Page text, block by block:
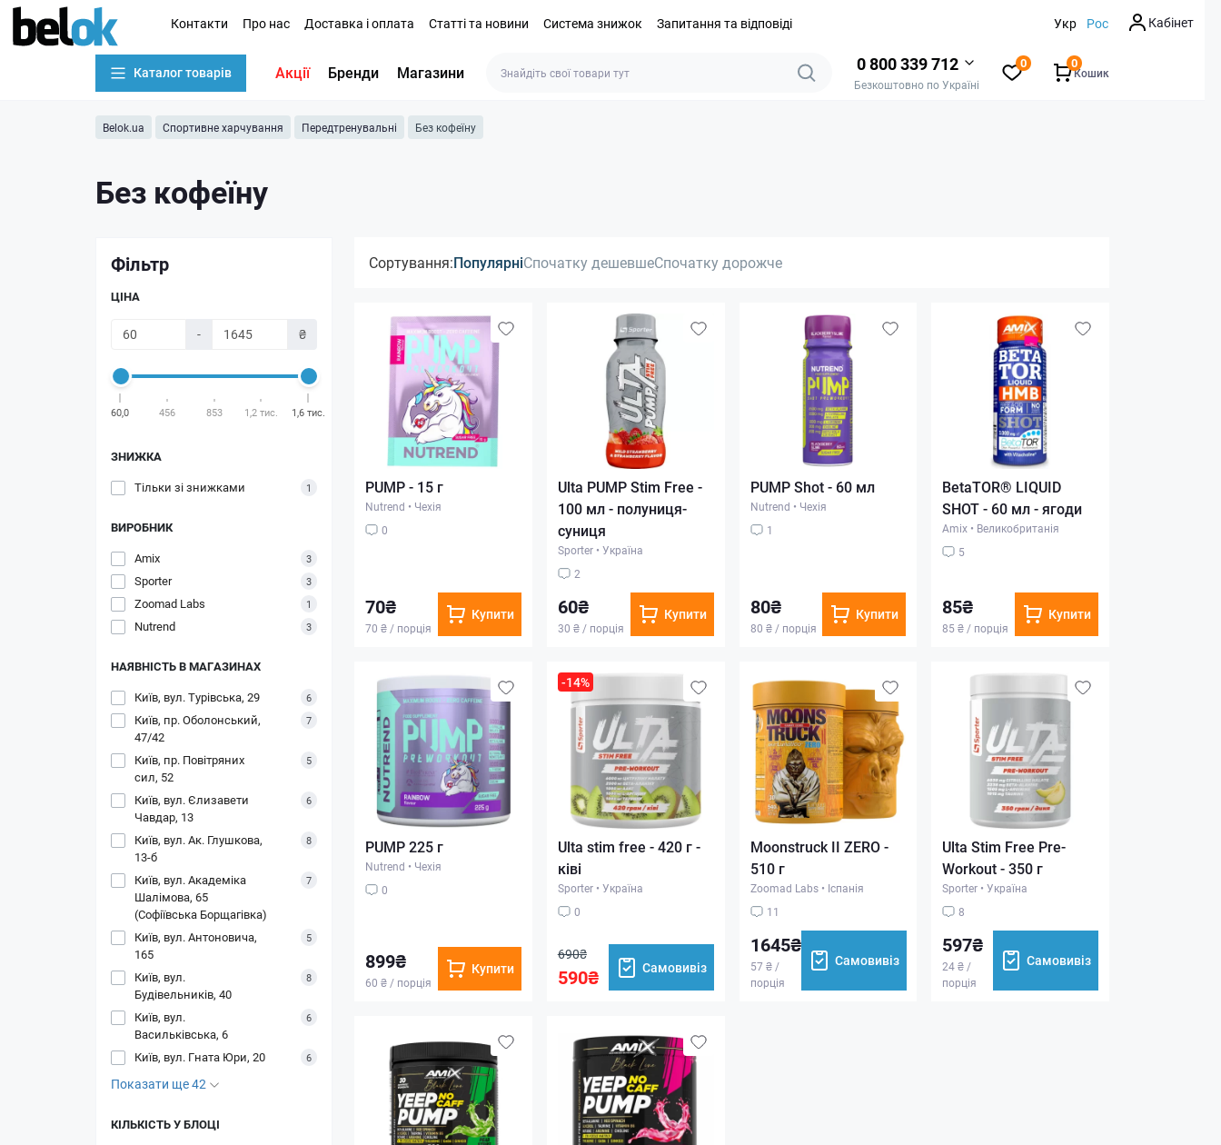
Контакти Про нас Доставка і оплата Статті та новини Система знижок Запитання та відповіді Укр Рос Кабінет
Каталог товарів Акції Бренди Магазини 0 800 339 712
Безкоштовно по Україні
0
Кошик
0
Belok.ua Спортивне харчування Передтренувальні Без кофеїну
Без кофеїну
Фільтр
ЦІНА
- ₴
60,0 456 853 1,2 тис. 1,6 тис.
ЗНИЖКА
Тільки зі знижками
1
ВИРОБНИК
Amix
3
Sporter 3
Zoomad Labs 1
Nutrend 3
НАЯВНІСТЬ В МАГАЗИНАХ
Київ, вул. Турівська, 29
6
Київ, пр. Оболонський,
47/42
7
Київ, пр. Повітряних
сил, 52
5
Київ, вул. Єлизавети
Чавдар, 13
6
Київ, вул. Ак. Глушкова,
13-б
8
Київ, вул. Академіка
Шалімова, 65
(Софіївська Борщагівка)
7
Київ, вул. Антоновича,
165
5
Київ, вул.
Будівельників, 40
8
Київ, вул.
Васильківська, 6
6
Київ, вул. Гната Юри, 20 6
Показати ще 42
КІЛЬКІСТЬ У БЛОЦІ
Сортування:ПопулярніСпочатку дешевшеСпочатку дорожче
PUMP - 15 г
Nutrend • Чехія
0
70₴
70 ₴ / порція
Купити
Ulta PUMP Stim Free -
100 мл - полуниця-
суниця
Sporter • Україна
2
60₴
30 ₴ / порція
Купити
PUMP Shot - 60 мл
Nutrend • Чехія
1
80₴
80 ₴ / порція
Купити
BetaTOR® LIQUID
SHOT - 60 мл - ягоди
Amix • Великобританія
5
85₴
85 ₴ / порція
Купити
PUMP 225 г
Nutrend • Чехія
0
899₴
60 ₴ / порція
Купити
-14%
Ulta stim free - 420 г -
ківі
Sporter • Україна
0
690₴
590₴ Самовивіз
Moonstruck II ZERO -
510 г
Zoomad Labs • Іспанія
11
1645₴
57 ₴ /
порція
Самовивіз
Ulta Stim Free Pre-
Workout - 350 г
Sporter • Україна
8
597₴
24 ₴ /
порція
Самовивіз